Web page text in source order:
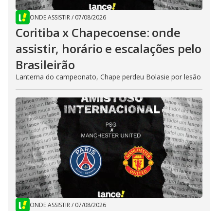
ONDE ASSISTIR/ 07/08/2026
Coritiba x Chapecoense: onde
assistir, horário e escalações pelo
Brasileirão
Lanterna do campeonato, Chape perdeu Bolasie por lesão
ONDE ASSISTIR/ 07/08/2026